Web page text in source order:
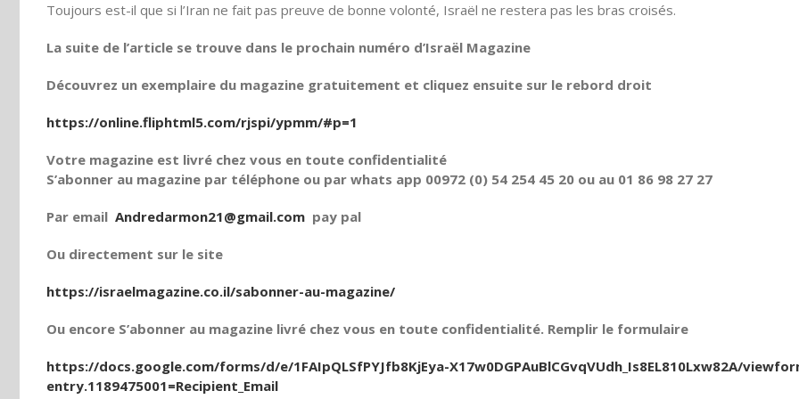
Toujours est-il que si l’Iran ne fait pas preuve de bonne volonté, Israël ne restera pas les bras croisés.
La suite de l’article se trouve dans le prochain numéro d’Israël Magazine
Découvrez un exemplaire du magazine gratuitement et cliquez ensuite sur le rebord droit
https://online.fliphtml5.com/rjspi/ypmm/#p=1
Votre magazine est livré chez vous en toute confidentialité
S’abonner au magazine par téléphone ou par whats app 00972 (0) 54 254 45 20 ou au 01 86 98 27 27
Par email Andredarmon21@gmail.com pay pal
Ou directement sur le site
https://israelmagazine.co.il/sabonner-au-magazine/
Ou encore S’abonner au magazine livré chez vous en toute confidentialité. Remplir le formulaire
https://docs.google.com/forms/d/e/1FAIpQLSfPYJfb8KjEya-X17w0DGPAuBlCGvqVUdh_Is8EL810Lxw82A/
entry.1189475001=Recipient_Email